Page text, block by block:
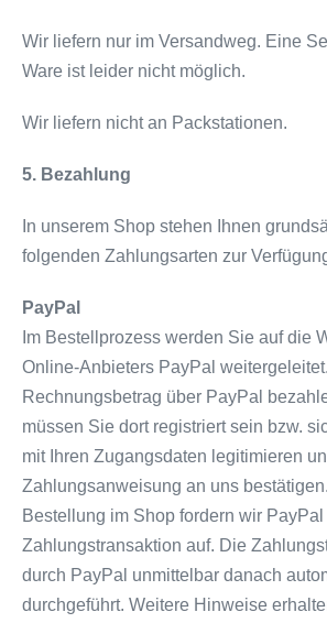
Wir liefern nur im Versandweg. Eine
Ware ist leider nicht möglich.
Wir liefern nicht an Packstationen.
5. Bezahlung
In unserem Shop stehen Ihnen
folgenden Zahlungsarten zur
PayPal
Im Bestellprozess werden Sie auf die
Online-Anbieters PayPal
Rechnungsbetrag über PayPal
müssen Sie dort registriert sein bzw.
mit Ihren Zugangsdaten legitimieren
Zahlungsanweisung an uns
Bestellung im Shop fordern wir
Zahlungstransaktion auf. Die
durch PayPal unmittelbar danach
durchgeführt. Weitere Hinweise